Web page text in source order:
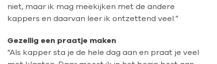
niet, maar ik mag meekijken met de andere
kappers en daarvan leer ik ontzettend veel.”
Gezellig een praatje maken
“Als kapper sta je de hele dag aan en praat je veel